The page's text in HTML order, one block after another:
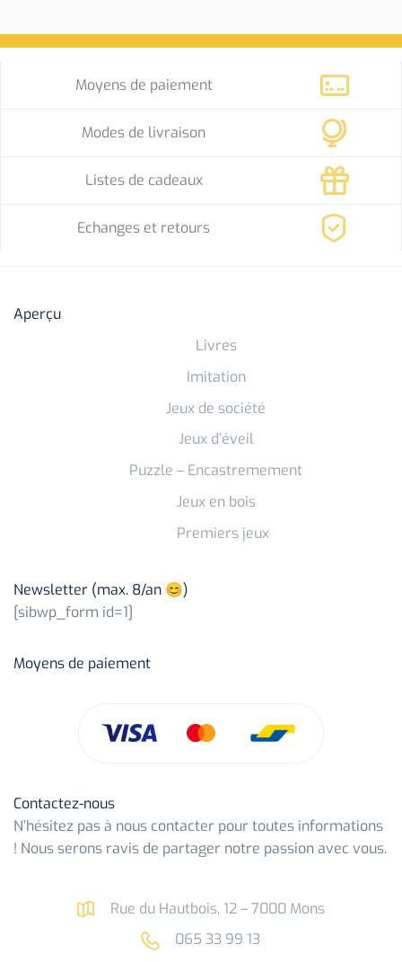
Moyens de paiement
Modes de livraison
Listes de cadeaux
Echanges et retours
Aperçu
Livres
Imitation
Jeux de société
Jeux d’éveil
Puzzle – Encastremement
Jeux en bois
Premiers jeux
Newsletter (max. 8/an 😊)
[sibwp_form id=1]
Moyens de paiement
Contactez-nous
N’hésitez pas à nous contacter pour toutes informations
! Nous serons ravis de partager notre passion avec vous.
Rue du Hautbois, 12 – 7000 Mons
065 33 99 13